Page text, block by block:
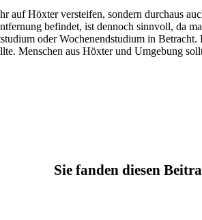
auf Höxter versteifen, sondern durchaus
befindet, ist dennoch sinnvoll, da
oder Wochenendstudium in
Menschen aus Höxter und Umgebung
Sie fanden diesen